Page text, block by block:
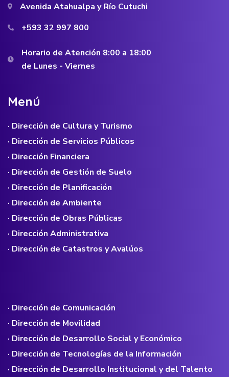
Avenida Atahualpa y Río Cutuchi
+593 32 997 800
Horario de Atención 8:00 a 18:00
de Lunes - Viernes
Menú
· Dirección de Cultura y Turismo
· Dirección de Servicios Públicos
· Dirección Financiera
· Dirección de Gestión de Suelo
· Dirección de Planificación
· Dirección de Ambiente
· Dirección de Obras Públicas
· Dirección Administrativa
· Dirección de Catastros y Avalúos
· Dirección de Comunicación
· Dirección de Movilidad
· Dirección de Desarrollo Social y Económico
· Dirección de Tecnologías de la Información
· Dirección de Desarrollo Institucional y del Talento